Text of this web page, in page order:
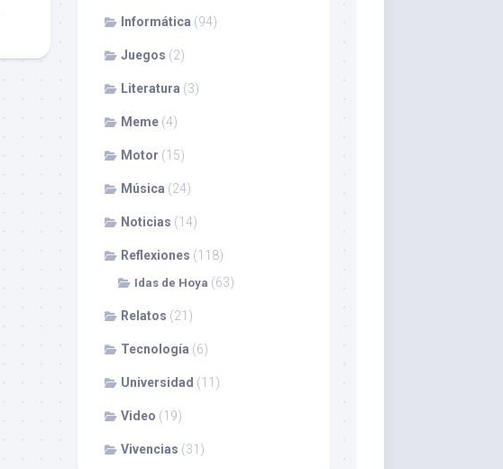
Informática (94)
Juegos (2)
Literatura (3)
Meme (4)
Motor (15)
Música (24)
Noticias (14)
Reflexiones (118)
Idas de Hoya (63)
Relatos (21)
Tecnología (6)
Universidad (11)
Video (19)
Vivencias (31)